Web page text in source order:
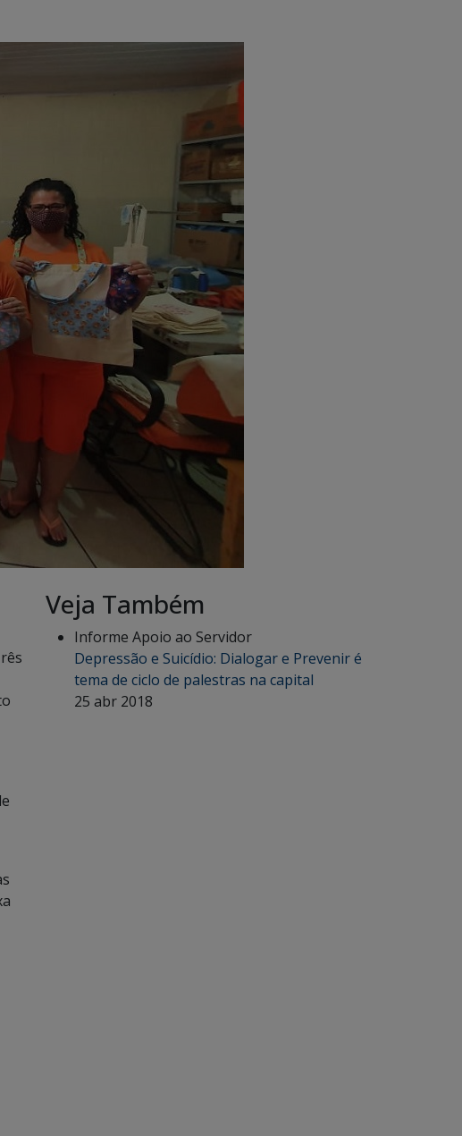
Veja Também
Informe Apoio ao Servidor
Depressão e Suicídio: Dialogar e Prevenir é
tema de ciclo de palestras na capital
25 abr 2018